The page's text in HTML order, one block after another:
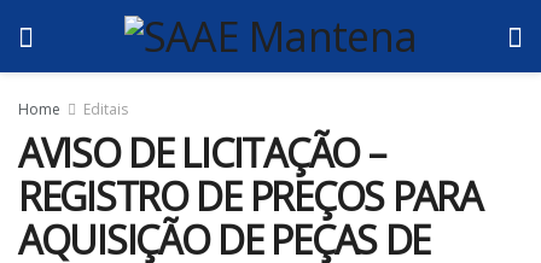
Home Editais
AVISO DE LICITAÇÃO –
REGISTRO DE PREÇOS PARA
AQUISIÇÃO DE PEÇAS DE